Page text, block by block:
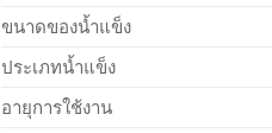
ขนาดของน้ำแข็ง
ประเภทน้ำแข็ง
อายุการใช้งาน